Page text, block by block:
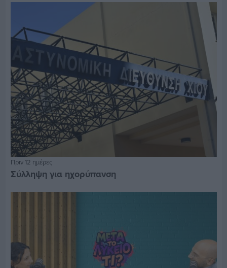
Πριν 12 ημέρες
Σύλληψη για ηχορύπανση